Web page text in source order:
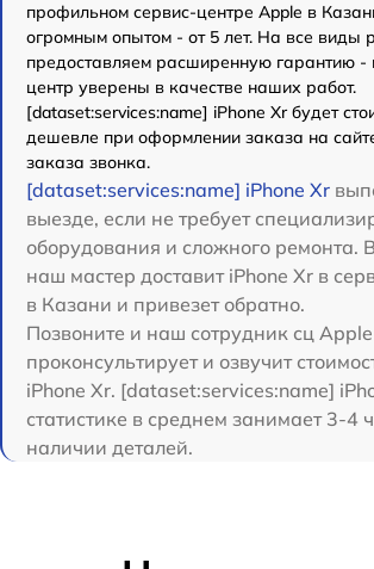
профильном сервис-центре Apple в
огромным опытом - от 5 лет. На все виды
предоставляем расширенную гарантию -
центр уверены в качестве наших работ.
[dataset:services:name] iPhone Xr будет
дешевле при оформлении заказа на
заказа звонка.
[dataset:services:name] iPhone Xr
выезде, если не требует
оборудования и сложного ремонта.
наш мастер доставит iPhone Xr в
в Казани и привезет обратно.
Позвоните и наш сотрудник сц
проконсультирует и озвучит
iPhone Xr. [dataset:services:name]
статистике в среднем занимает 3-4
наличии деталей.